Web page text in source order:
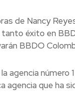
de Nancy
éxito en
BBDO
agencia
agencia que ha